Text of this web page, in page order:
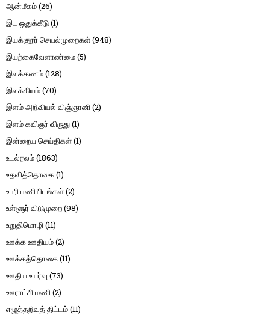
ஆன்மீகம்(26)
இட ஒதுக்கீடு(1)
இயக்குநர் செயல்முறைகள்(948)
இயற்கைவேளாண்மை(5)
இலக்கணம்(128)
இலக்கியம்(70)
இளம் அறிவியல் விஞ்ஞானி(2)
இளம் கவிஞர் விருது(1)
இன்றைய செய்திகள்(1)
உடல்நலம்(1863)
உதவித்தொகை(1)
உபரி பணியிடங்கள்(2)
உள்ளூர் விடுமுறை(98)
உறுதிமொழி(11)
ஊக்க ஊதியம்(2)
ஊக்கத்தொகை(11)
ஊதிய உயர்வு (73)
ஊராட்சி மணி(2)
எழுத்தறிவுத் திட்டம்(11)